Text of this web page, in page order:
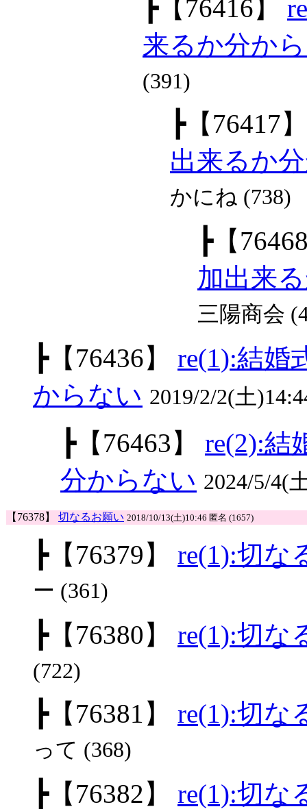
┣【76416】
来るか分か
(391)
┣【76417】
出来るか
かにね (738)
┣【
加出来
三陽商会
┣【76436】
re(1):結婚
からない 2019/2/2(土
┣【76463】
re(2):結
分からない 2024/5/4(
【76378】 切なるお願い 2018/10/13(土)10:46 匿名 (1657)
┣【76379】 re(1):切な
ー (361)
┣【76380】 re(1):切な
(722)
┣【76381】 re(1):切な
って (368)
┣【76382】 re(1):切な